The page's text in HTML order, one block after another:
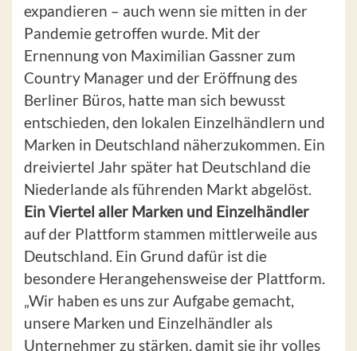
expandieren – auch wenn sie mitten in der
Pandemie getroffen wurde. Mit der
Ernennung von Maximilian Gassner zum
Country Manager und der Eröffnung des
Berliner Büros, hatte man sich bewusst
entschieden, den lokalen Einzelhändlern und
Marken in Deutschland näherzukommen. Ein
dreiviertel Jahr später hat Deutschland die
Niederlande als führenden Markt abgelöst.
Ein Viertel aller Marken und Einzelhändler
auf der Plattform stammen mittlerweile aus
Deutschland. Ein Grund dafür ist die
besondere Herangehensweise der Plattform.
„Wir haben es uns zur Aufgabe gemacht,
unsere Marken und Einzelhändler als
Unternehmer zu stärken, damit sie ihr volles